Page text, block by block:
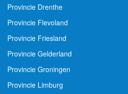
Provincie Drenthe
Provincie Flevoland
Provincie Friesland
Provincie Gelderland
Provincie Groningen
Provincie Limburg